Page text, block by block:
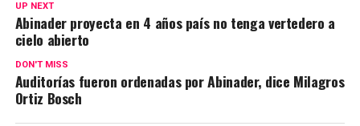
UP NEXT
Abinader proyecta en 4 años país no tenga vertedero a
cielo abierto
DON'T MISS
Auditorías fueron ordenadas por Abinader, dice Milagros
Ortiz Bosch